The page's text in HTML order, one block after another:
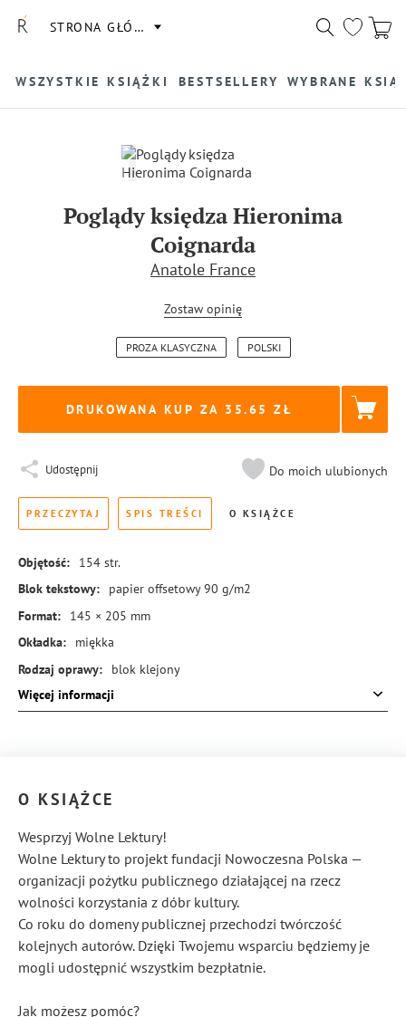
STRONA GŁÓWNA
WSZYSTKIE KSIĄŻKI BESTSELLERY WYBRANE
Poglądy księdza Hieronima
Coignarda
Anatole France
Zostaw opinię
PROZA KLASYCZNA POLSKI
DRUKOWANA KUP ZA 35.65
Udostępnij Do moich ulubionych
PRZECZYTAJ SPIS TREŚCI O KSIĄŻCE
Objętość: 154 str.
Blok tekstowy:
papier offsetowy 90 g/m2
Format:
145 × 205 mm
Okładka:
miękka
Rodzaj oprawy:
blok klejony
ISBN:
978-83-288-0216-2
Więcej informacji
O KSIĄŻCE
Wesprzyj Wolne Lektury!
Wolne Lektury to projekt fundacji Nowoczesna Polska —
organizacji pożytku publicznego działającej na rzecz
wolności korzystania z dóbr kultury.
Co roku do domeny publicznej przechodzi twórczość
kolejnych autorów. Dzięki Twojemu wsparciu będziemy je
mogli udostępnić wszystkim bezpłatnie.
Jak możesz pomóc?